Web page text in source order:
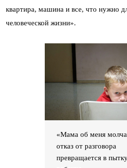
квартира, машина и все, что нужно
человеческой жизни».
«Мама об меня
отказ от разговора
превращается в